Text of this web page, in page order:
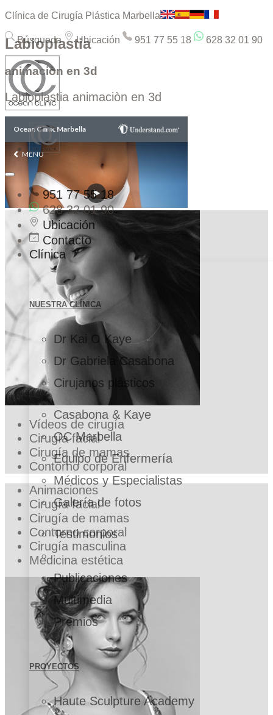
Clínica de Cirugía Plástica Marbella
Búsqueda Ubicación 951 77 55 18 628 32 01 90
951 77 55 18
628 32 01 90
Ubicación
Contacto
Clínica
NUESTRA CLÍNICA
Dr Kai O Kaye
Dr Gabriela Casabona
Cirujanos plásticos
Casabona & Kaye
OC Marbella
Equipo de Enfermería
Médicos y Especialistas
Galería de fotos
Testimonios
Publicaciones
Multimedia
Premios
PROYECTOS
Haute Sculpture Academy
Labioplastia
animaciòn en 3d
Labioplastia animaciòn en 3d
Vídeos de cirugía
Cirugía facial
Cirugía de mamas
Contorno corporal
Animaciones
Cirugía facial
Cirugía de mamas
Contorno corporal
Cirugía masculina
Medicina estética